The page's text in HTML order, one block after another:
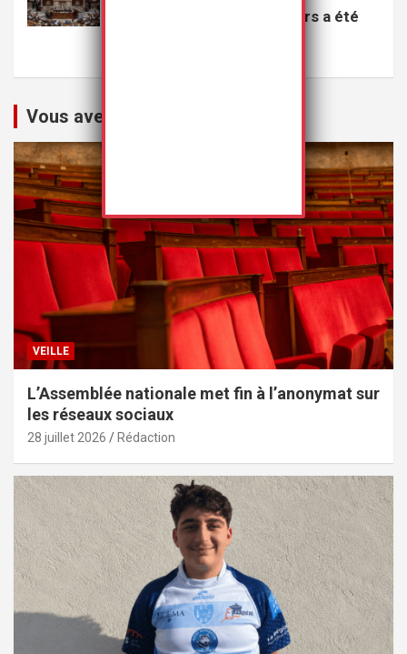
multirécidivistes de mineurs a été
Vous avez peut-être manqué
VEILLE
L’Assemblée nationale met fin à l’anonymat sur
les réseaux sociaux
28 juillet 2026 Rédaction